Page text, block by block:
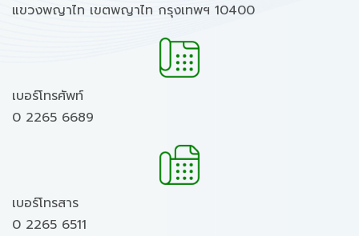
แขวงพญาไท เขตพญาไท กรุงเทพฯ 10400
เบอร์โทรศัพท์
0 2265 6689
เบอร์โทรสาร
0 2265 6511